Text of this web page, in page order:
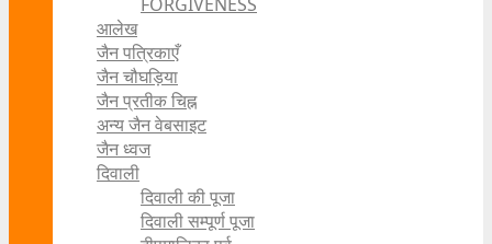
आलेख
जैन पत्रिकाएँ
जैन चौघड़िया
जैन प्रतीक चिह्न
अन्य जैन वेबसाइट
जैन ध्वज
दिवाली
दिवाली की पूजा
दिवाली सम्पूर्ण पूजा